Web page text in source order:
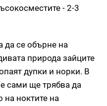
- 2-3
да се обърне на
природа зайците
дупки и норки. В
сами ще трябва да
на ноктите на